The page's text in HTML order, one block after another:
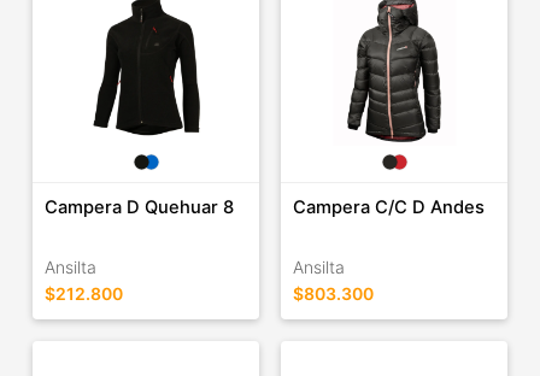
Campera D Quehuar 8
Ansilta
$212.800
Campera C/C D Andes
Ansilta
$803.300